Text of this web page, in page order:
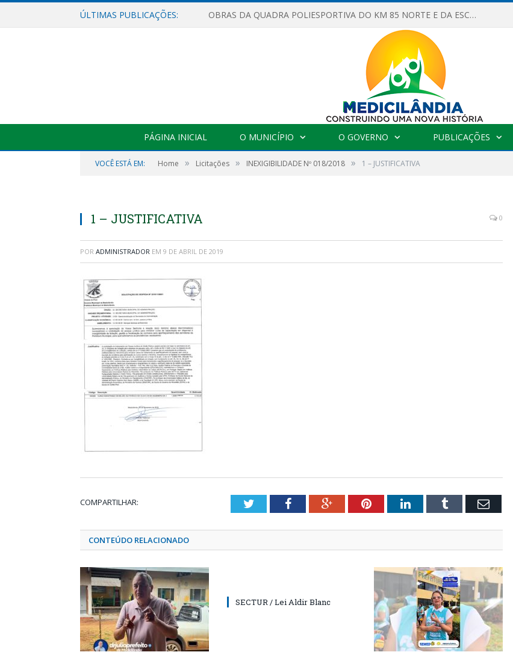
ÚLTIMAS PUBLICAÇÕES: OBRAS DA QUADRA POLIESPORTIVA DO KM 85 NORTE E DA ESCOLA GASPAR VIANA AVANÇAM
PÁGINA INICIAL O MUNICÍPIO O GOVERNO PUBLICAÇÕES
VOCÊ ESTÁ EM: Home » Licitações » INEXIGIBILIDADE Nº 018/2018 » 1 – JUSTIFICATIVA
1 – JUSTIFICATIVA 0
POR ADMINISTRADOR EM 9 DE ABRIL DE 2019
COMPARTILHAR: TwitterFacebookGoogle+PinterestLinkedInTumblr Email
CONTEÚDO RELACIONADO
SECTUR / Lei Aldir Blanc